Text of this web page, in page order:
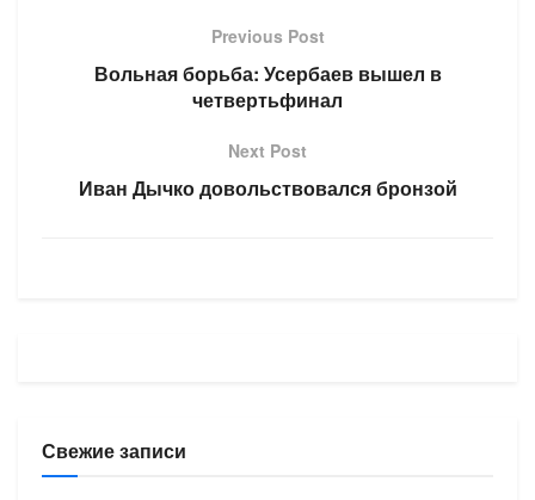
Previous Post
Вольная борьба: Усербаев вышел в
четвертьфинал
Next Post
Иван Дычко довольствовался бронзой
Свежие записи